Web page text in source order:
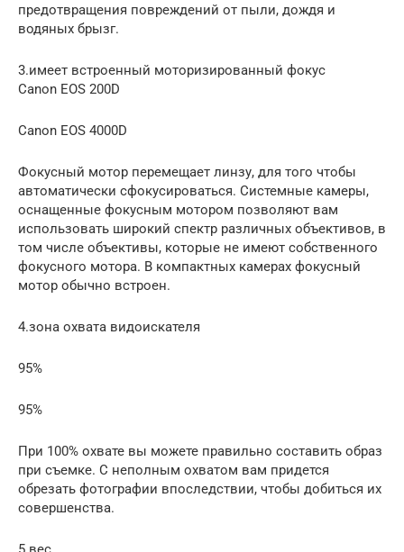
предотвращения повреждений от пыли, дождя и
водяных брызг.
3.имеет встроенный моторизированный фокус
Canon EOS 200D
Canon EOS 4000D
Фокусный мотор перемещает линзу, для того чтобы
автоматически сфокусироваться. Системные камеры,
оснащенные фокусным мотором позволяют вам
использовать широкий спектр различных объективов, в
том числе объективы, которые не имеют собственного
фокусного мотора. В компактных камерах фокусный
мотор обычно встроен.
4.зона охвата видоискателя
95%
95%
При 100% охвате вы можете правильно составить образ
при съемке. С неполным охватом вам придется
обрезать фотографии впоследствии, чтобы добиться их
совершенства.